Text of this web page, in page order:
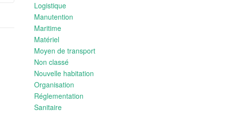
Logistique
Manutention
Maritime
Matériel
Moyen de transport
Non classé
Nouvelle habitation
Organisation
Réglementation
Sanitaire